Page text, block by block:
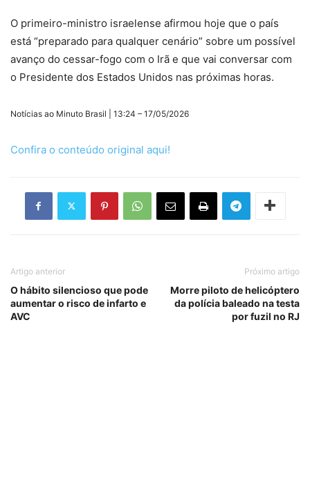
O primeiro-ministro israelense afirmou hoje que o país
está “preparado para qualquer cenário” sobre um possível
avanço do cessar-fogo com o Irã e que vai conversar com
o Presidente dos Estados Unidos nas próximas horas.
Notícias ao Minuto Brasil | 13:24 – 17/05/2026
Confira o conteúdo original aqui!
Artigo anterior
O hábito silencioso que pode
aumentar o risco de infarto e
AVC
Próximo artigo
Morre piloto de helicóptero
da polícia baleado na testa
por fuzil no RJ